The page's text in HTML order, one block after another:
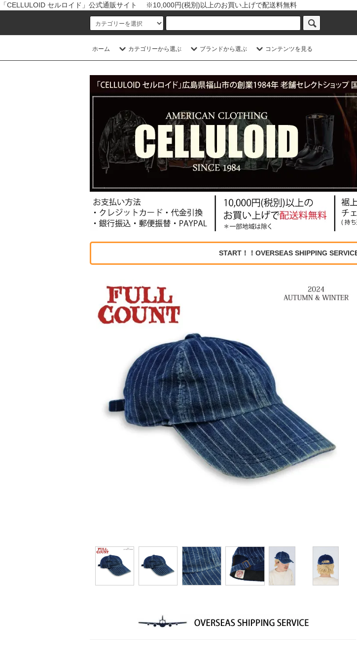
「CELLULOID セルロイド」公式通販サイト ※10,000円(税別)以上のお買い上げで配送料無料
ホーム カテゴリーから選ぶ ブランドから選ぶ コンテンツを見る
START！！OVERSEAS SHIPPING